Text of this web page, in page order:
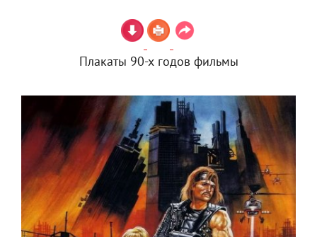
Плакаты 90-х годов фильмы